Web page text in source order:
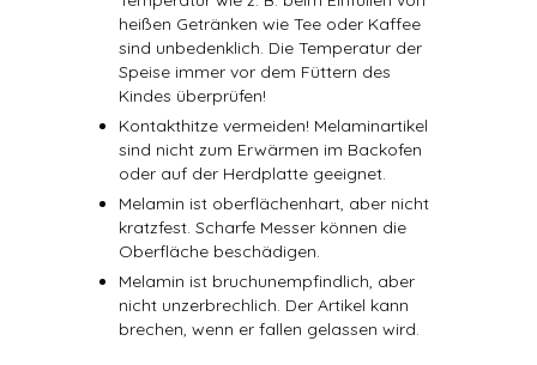
heißen Getränken wie Tee oder Kaffee
sind unbedenklich. Die Temperatur der
Speise immer vor dem Füttern des
Kindes überprüfen!
Kontakthitze vermeiden! Melaminartikel
sind nicht zum Erwärmen im Backofen
oder auf der Herdplatte geeignet.
Melamin ist oberflächenhart, aber nicht
kratzfest. Scharfe Messer können die
Oberfläche beschädigen.
Melamin ist bruchunempfindlich, aber
nicht unzerbrechlich. Der Artikel kann
brechen, wenn er fallen gelassen wird.